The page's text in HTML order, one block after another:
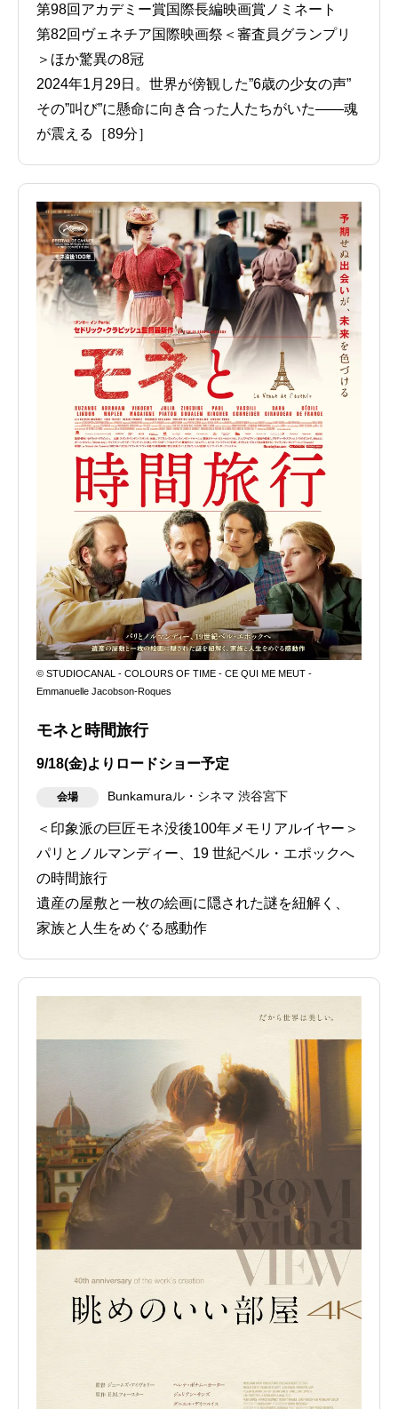
第98回アカデミー賞国際長編映画賞ノミネート
第82回ヴェネチア国際映画祭＜審査員グランプリ
＞ほか驚異の8冠
2024年1月29日。世界が傍観した”6歳の少女の声”
その”叫び”に懸命に向き合った人たちがいた――魂
が震える［89分］
© STUDIOCANAL - COLOURS OF TIME - CE QUI ME MEUT -
Emmanuelle Jacobson-Roques
モネと時間旅行
9/18(金)よりロードショー予定
会場 Bunkamuraル・シネマ 渋谷宮下
＜印象派の巨匠モネ没後100年メモリアルイヤー＞
パリとノルマンディー、19 世紀ベル・エポックへ
の時間旅行
遺産の屋敷と一枚の絵画に隠された謎を紐解く、
家族と人生をめぐる感動作